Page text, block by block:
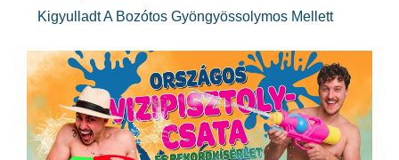
Kigyulladt A Bozótos Gyöngyössolymos Mellett